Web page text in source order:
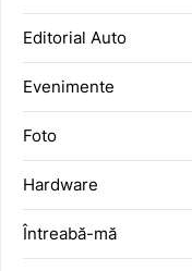
Editorial Auto
Evenimente
Foto
Hardware
Întreabă-mă